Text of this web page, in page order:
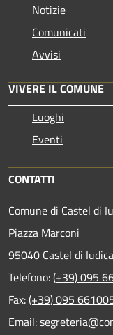
Notizie
Comunicati
Avvisi
VIVERE IL COMUNE
Luoghi
Eventi
CONTATTI
Comune di Castel di
Piazza Marconi
95040 Castel di
Telefono:(+39) 095
Fax:(+39) 095
Email: